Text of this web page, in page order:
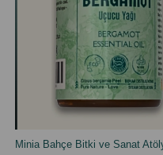
SEPETE EKLE
Minia Bahçe Bitki ve Sanat